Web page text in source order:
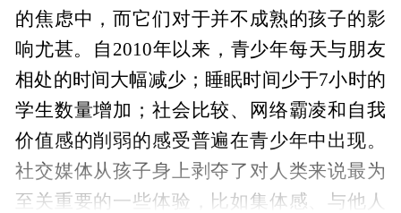
的焦虑中，而它们对于并不成熟的孩子的影
响尤甚。自2010年以来，青少年每天与朋友
相处的时间大幅减少；睡眠时间少于7小时的
学生数量增加；社会比较、网络霸凌和自我
价值感的削弱的感受普遍在青少年中出现。
社交媒体从孩子身上剥夺了对人类来说最为
至关重要的一些体验，比如集体感、与他人